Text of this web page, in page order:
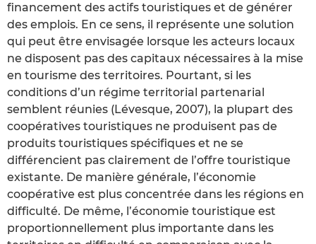
financement des actifs touristiques et de générer
des emplois. En ce sens, il représente une solution
qui peut être envisagée lorsque les acteurs locaux
ne disposent pas des capitaux nécessaires à la mise
en tourisme des territoires. Pourtant, si les
conditions d’un régime territorial partenarial
semblent réunies (Lévesque, 2007), la plupart des
coopératives touristiques ne produisent pas de
produits touristiques spécifiques et ne se
différencient pas clairement de l’offre touristique
existante. De manière générale, l’économie
coopérative est plus concentrée dans les régions en
difficulté. De même, l’économie touristique est
proportionnellement plus importante dans les